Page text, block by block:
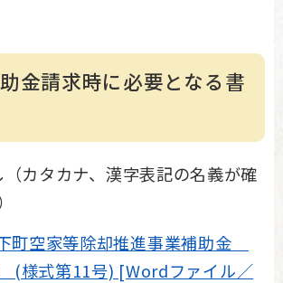
助金請求時に必要となる書
カタカナ、漢字表記の名義が確
町空家等除却推進事業補助金
(様式第11号) [Wordファイル／